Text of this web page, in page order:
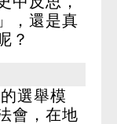
，還是真
？
選舉模
會，在地